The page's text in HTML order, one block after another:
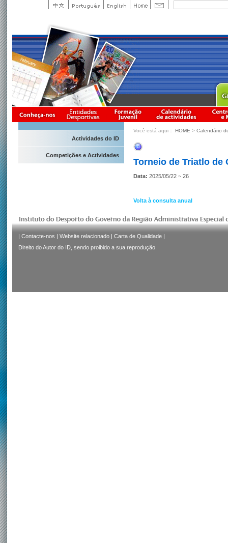
Actividades do ID
Competições e Actividades
Você está aqui： HOME > Calendário
Torneio de Triatlo de
Data: 2025/05/22 ~ 26
Volta à consulta anual
| Contacte-nos | Website relacionado | Carta de Qualidade |
Direito do Autor do ID, sendo proibido a sua reprodução.